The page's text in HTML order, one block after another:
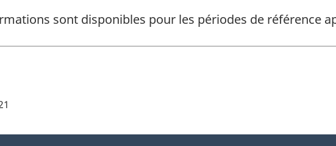
sont disponibles pour les périodes de référence